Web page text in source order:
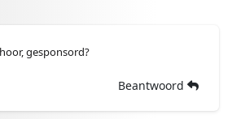
gesponsord?
Beantwoord